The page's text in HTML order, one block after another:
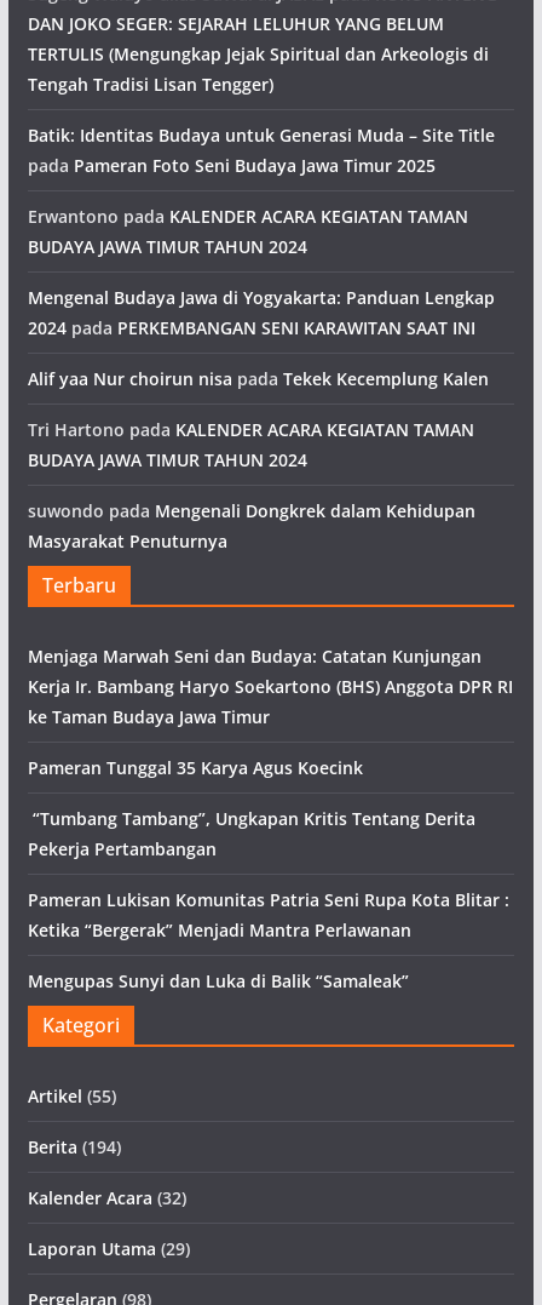
DAN JOKO SEGER: SEJARAH LELUHUR YANG BELUM
TERTULIS (Mengungkap Jejak Spiritual dan Arkeologis di
Tengah Tradisi Lisan Tengger)
Batik: Identitas Budaya untuk Generasi Muda – Site Title
pada Pameran Foto Seni Budaya Jawa Timur 2025
Erwantono pada KALENDER ACARA KEGIATAN TAMAN
BUDAYA JAWA TIMUR TAHUN 2024
Mengenal Budaya Jawa di Yogyakarta: Panduan Lengkap
2024pada PERKEMBANGAN SENI KARAWITAN SAAT INI
Alif yaa Nur choirun nisa pada Tekek Kecemplung Kalen
Tri Hartono pada KALENDER ACARA KEGIATAN TAMAN
BUDAYA JAWA TIMUR TAHUN 2024
suwondo pada Mengenali Dongkrek dalam Kehidupan
Masyarakat Penuturnya
Terbaru
Menjaga Marwah Seni dan Budaya: Catatan Kunjungan
Kerja Ir. Bambang Haryo Soekartono (BHS) Anggota DPR RI
ke Taman Budaya Jawa Timur
Pameran Tunggal 35 Karya Agus Koecink
“Tumbang Tambang”, Ungkapan Kritis Tentang Derita
Pekerja Pertambangan
Pameran Lukisan Komunitas Patria Seni Rupa Kota Blitar :
Ketika “Bergerak” Menjadi Mantra Perlawanan
Mengupas Sunyi dan Luka di Balik “Samaleak”
Kategori
Artikel (55)
Berita (194)
Kalender Acara (32)
Laporan Utama (29)
Pergelaran (98)